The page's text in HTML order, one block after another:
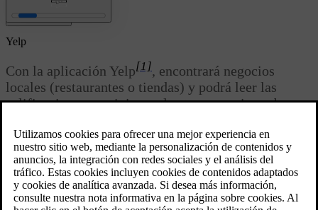
Iniciar sesión
Actualizado 03/19/2020
Yelp
Con la aplicación Yelp[1], encontrará negocios
locales (restaurantes o tiendas) y podrá leer las
calificaciones y opiniones de otros usuarios sobre
puede utilizarse si el vehículo está equipado con
Sensus Connect y Sensus Navigation.
Aplicación Yelp